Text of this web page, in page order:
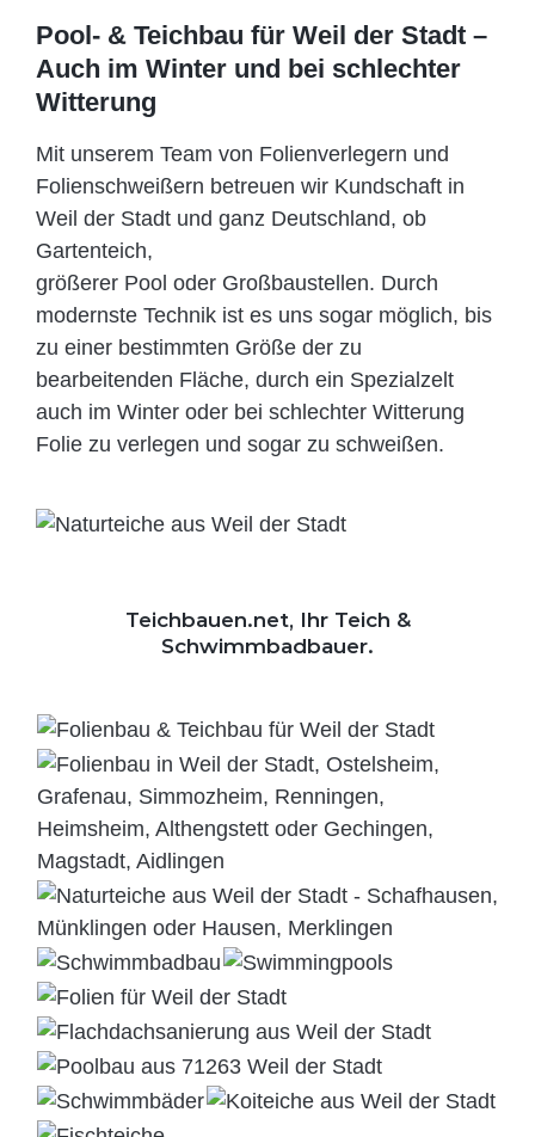
Pool- & Teichbau für Weil der Stadt –
Auch im Winter und bei schlechter
Witterung
Mit unserem Team von Folienverlegern und
Folien­schweißern betreuen wir Kundschaft in
Weil der Stadt und ganz Deutschland, ob
Gartenteich,
größerer Pool oder Großbaustellen. Durch
modernste Technik ist es uns sogar möglich, bis
zu einer bestimmten Größe der zu
bearbeitenden Fläche, durch ein Spezi­alzelt
auch im Winter oder bei schlechter Witterung
Folie zu verlegen und sogar zu schweißen.
Teichbauen.net, Ihr Teich &
Schwimmbadbauer.